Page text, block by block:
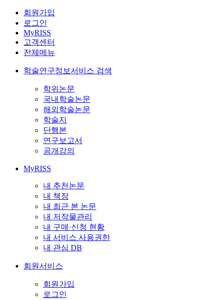
회원가입
로그인
MyRISS
고객센터
전체메뉴
학술연구정보서비스 검색
학위논문
국내학술논문
해외학술논문
학술지
단행본
연구보고서
공개강의
MyRISS
내 추천논문
내 책장
내 최근 본 논문
내 저작물관리
내 구매·신청 현황
내 서비스 사용권한
내 관심 DB
회원서비스
회원가입
로그인